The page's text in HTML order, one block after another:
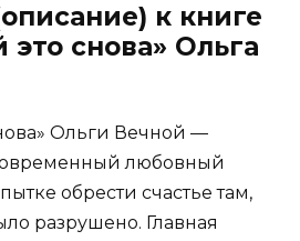
к книге
это снова» Ольга
Ольги Вечной —
любовный
обрести счастье там,
разрушено. Главная